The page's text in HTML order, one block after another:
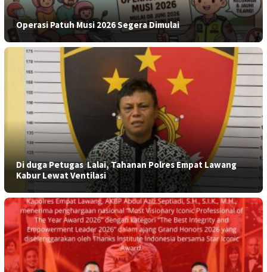
Operasi Patuh Musi 2026 Segera Dimulai
​Di duga Petugas Lalai, Tahanan Polres Empat Lawang
Kabur Lewat Ventilasi